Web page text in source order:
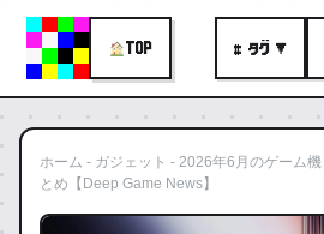
TOP # タグ ▼
ホーム - ガジェット - 2026年6月のゲーム
とめ【Deep Game News】